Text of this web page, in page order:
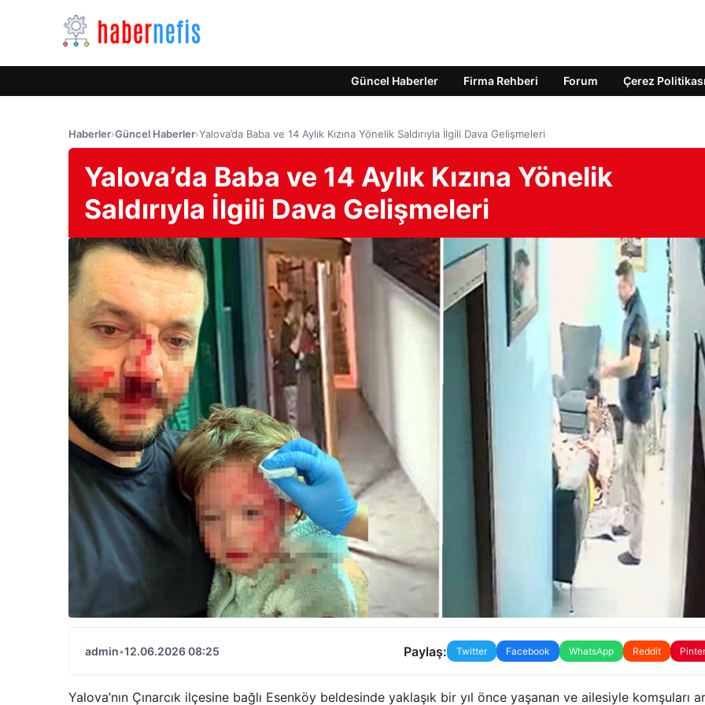
Güncel Haberler Firma Rehberi Forum Çerez Politikası
Haberler›Güncel Haberler›Yalova’da Baba ve 14 Aylık Kızına Yönelik Saldırıyla İlgili Dava Gelişmeleri
Yalova’da Baba ve 14 Aylık Kızına Yönelik
Saldırıyla İlgili Dava Gelişmeleri
admin•12.06.2026 08:25 Paylaş: Twitter Facebook WhatsApp Reddit
Yalova’nın Çınarcık ilçesine bağlı Esenköy beldesinde yaklaşık bir yıl önce yaşanan ve ailesiyle komşuları